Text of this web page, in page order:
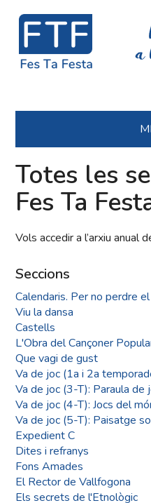
a
Totes les
Fes Ta
Vols accedir a l’arxiu anual
Seccions
Calendaris. Per no perdre
Viu la dansa
Castells
L'Obra del Cançoner
Que vagi de gust
Va de joc (1a i 2a
Va de joc (3-T): Paraula de
Va de joc (4-T): Jocs del
Va de joc (5-T): Paisatge
Expedient C
Dites i refranys
Fons Amades
El Rector de Vallfogona
Els secrets de l'Etnològic